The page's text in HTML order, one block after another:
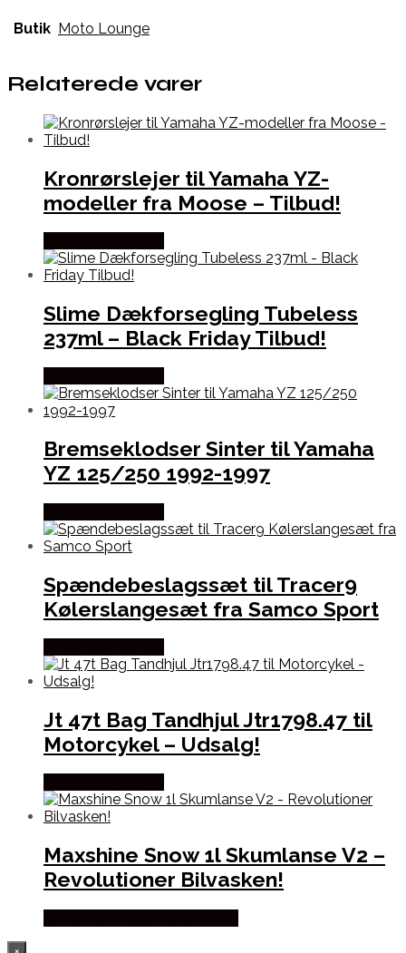
Butik Moto Lounge
Relaterede varer
Kronrørslejer til Yamaha YZ-
modeller fra Moose – Tilbud!
Slime Dækforsegling Tubeless
237ml – Black Friday Tilbud!
Bremseklodser Sinter til Yamaha
YZ 125/250 1992-1997
Spændebeslagssæt til Tracer9
Kølerslangesæt fra Samco Sport
Jt 47t Bag Tandhjul Jtr1798.47 til
Motorcykel – Udsalg!
Maxshine Snow 1l Skumlanse V2 –
Revolutioner Bilvasken!